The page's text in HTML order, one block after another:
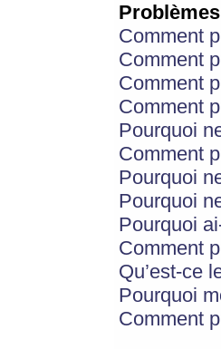
Comment
Comment
Comment
Comment
Pourquoi
Comment
Pourquoi
Pourquoi
Pourquoi
Comment
Qu’est-ce
Pourquoi
Comment